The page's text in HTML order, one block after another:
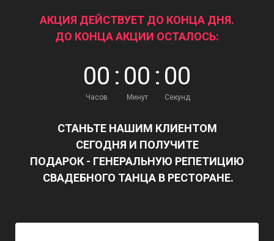
АКЦИЯ ДЕЙСТВУЕТ ДО КОНЦА ДНЯ.
ДО КОНЦА АКЦИИ ОСТАЛОСЬ:
00
Часов
: 00
Минут
: 00
Секунд
СТАНЬТЕ НАШИМ КЛИЕНТОМ
СЕГОДНЯ И ПОЛУЧИТЕ
ПОДАРОК - ГЕНЕРАЛЬНУЮ РЕПЕТИЦИЮ
СВАДЕБНОГО ТАНЦА В РЕСТОРАНЕ.